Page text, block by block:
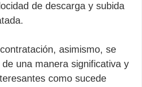
de descarga y subida
asimismo, se
de una manera significativa y
como sucede